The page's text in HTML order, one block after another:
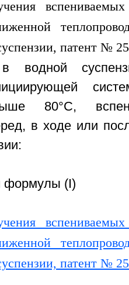
в водной
80°C,
в ходе или
формулы (I)